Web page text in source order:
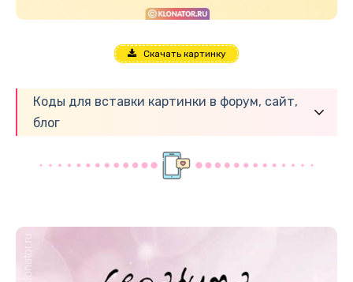
Скачать картинку
Коды для вставки картинки в форум, сайт,
блог